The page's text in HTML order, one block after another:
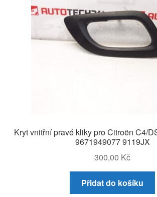
Kryt vnitřní pravé kliky pro Citroën C4/
9671949077 9119JX
300,00 Kč
Přidat do košíku